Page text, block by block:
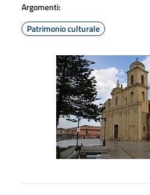
Argomenti:
Patrimonio culturale